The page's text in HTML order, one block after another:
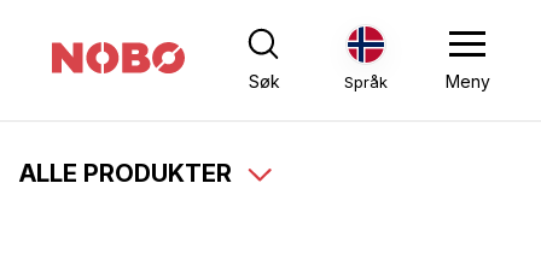
Søk Språk Meny
ALLE PRODUKTER